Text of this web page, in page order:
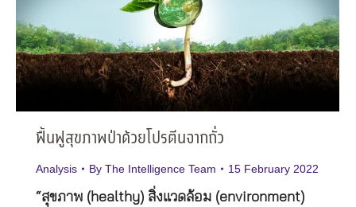
ฟื้นฟูสุขภาพป่าด้วยโปรตีนจากถั่ว
Analysis By The Intelligence Team 15 February 2022
“สุขภาพ (healthy) สิ่งแวดล้อม (environment)